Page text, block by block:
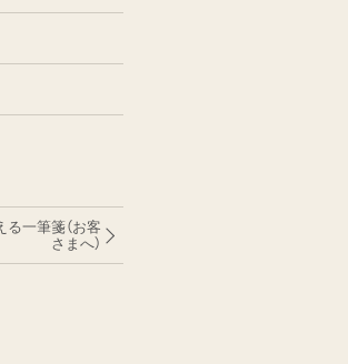
る一筆箋（お客
さまへ）